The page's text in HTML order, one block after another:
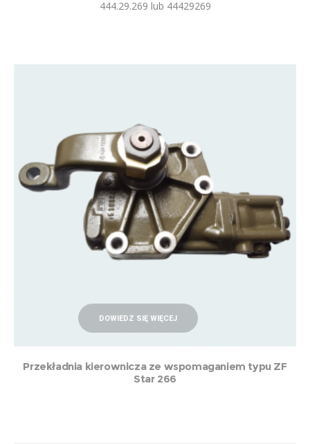
444.29.269 lub 44429269
DOWIEDZ SIĘ WIĘCEJ
Przekładnia kierownicza ze wspomaganiem typu ZF
Star 266